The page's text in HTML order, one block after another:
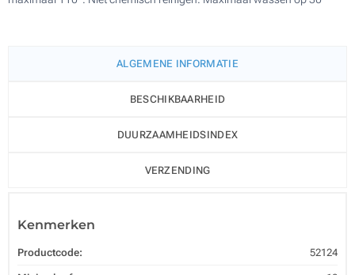
ALGEMENE INFORMATIE
BESCHIKBAARHEID
DUURZAAMHEIDSINDEX
VERZENDING
Kenmerken
Productcode: 52124